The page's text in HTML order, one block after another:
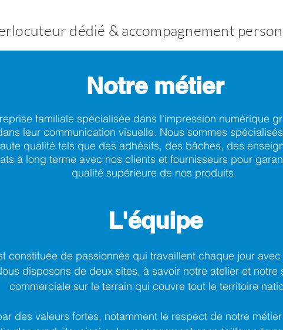
dédié & accompagnement
Notre métier
familiale spécialisée dans l'impression numérique
leur communication visuelle. Nous sommes
qualité tels que des adhésifs, des bâches, des
à long terme avec nos clients et fournisseurs pour
qualité supérieure de nos produits.
L'équipe
constituée de passionnés qui travaillent chaque jour
disposons de deux sites, à savoir notre atelier et
commerciale sur le terrain qui couvre tout le territoire
des valeurs fortes, notamment le respect de notre